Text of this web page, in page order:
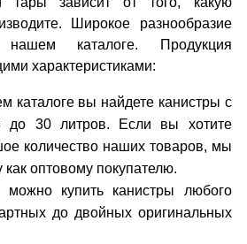
Широкое разнообразие
каталоге. Продукция
характеристиками:
каталоге вы найдете канистры с
до 30 литров. Если вы хотите
количество наших товаров, мы
как оптовому покупателю.
купить канистры любого
до двойных оригинальных